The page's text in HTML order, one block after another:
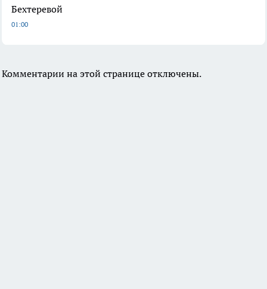
Бехтеревой
01:00
Комментарии на этой странице отключены.